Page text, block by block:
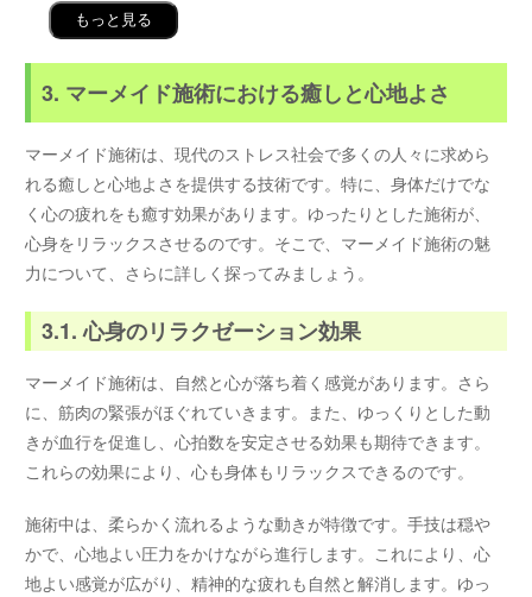
もっと見る
3. マーメイド施術における癒しと心地よさ
マーメイド施術は、現代のストレス社会で多くの人々に求めら
れる癒しと心地よさを提供する技術です。特に、身体だけでな
く心の疲れをも癒す効果があります。ゆったりとした施術が、
心身をリラックスさせるのです。そこで、マーメイド施術の魅
力について、さらに詳しく探ってみましょう。
3.1. 心身のリラクゼーション効果
マーメイド施術は、自然と心が落ち着く感覚があります。さら
に、筋肉の緊張がほぐれていきます。また、ゆっくりとした動
きが血行を促進し、心拍数を安定させる効果も期待できます。
これらの効果により、心も身体もリラックスできるのです。
施術中は、柔らかく流れるような動きが特徴です。手技は穏や
かで、心地よい圧力をかけながら進行します。これにより、心
地よい感覚が広がり、精神的な疲れも自然と解消します。ゆっ